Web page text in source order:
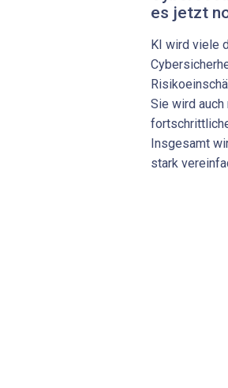
es jetzt
KI wird viele
Sie wird
Insgesamt
stark